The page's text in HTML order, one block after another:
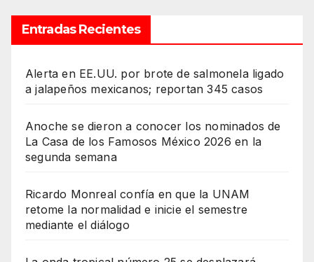
Entradas Recientes
Alerta en EE.UU. por brote de salmonela ligado
a jalapeños mexicanos; reportan 345 casos
Anoche se dieron a conocer los nominados de
La Casa de los Famosos México 2026 en la
segunda semana
Ricardo Monreal confía en que la UNAM
retome la normalidad e inicie el semestre
mediante el diálogo